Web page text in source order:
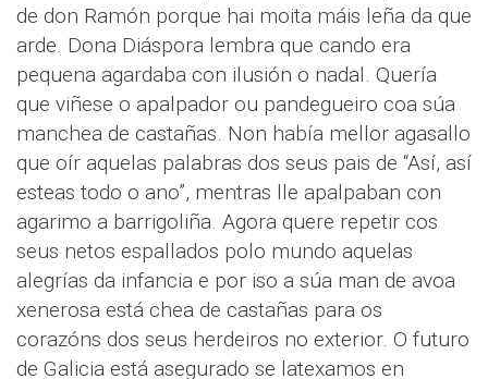
de don Ramón porque hai moita máis leña da que
arde. Dona Diáspora lembra que cando era
pequena agardaba con ilusión o nadal. Quería
que viñese o apalpador ou pandegueiro coa súa
manchea de castañas. Non había mellor agasallo
que oír aquelas palabras dos seus pais de “Así, así
esteas todo o ano”, mentras lle apalpaban con
agarimo a barrigoliña. Agora quere repetir cos
seus netos espallados polo mundo aquelas
alegrías da infancia e por iso a súa man de avoa
xenerosa está chea de castañas para os
corazóns dos seus herdeiros no exterior. O futuro
de Galicia está asegurado se latexamos en